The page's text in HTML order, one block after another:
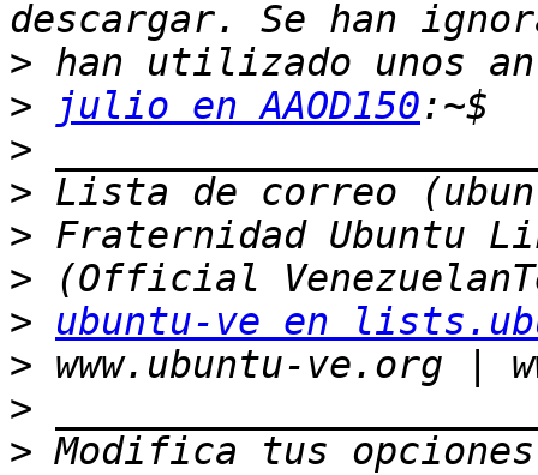
>
>
julio en AAOD150
>
>
>
>
>
ubuntu-ve en
>
>
> Modifica tus